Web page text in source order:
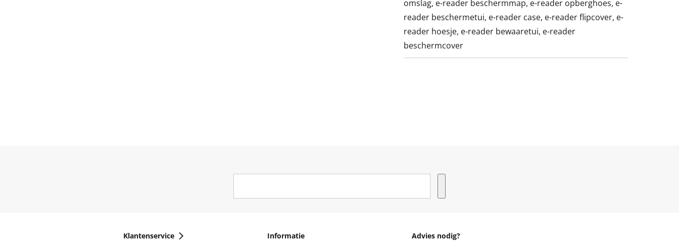
omslag, e-reader beschermmap, e-reader opberghoes, e-
reader beschermetui, e-reader case, e-reader flipcover, e-
reader hoesje, e-reader bewaaretui, e-reader
beschermcover
Klantenservice Informatie Advies nodig?